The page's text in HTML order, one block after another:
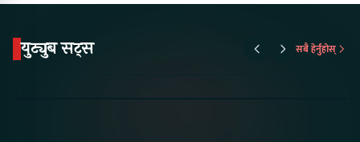
युट्युब सट्स सबै हेर्नुहोस्